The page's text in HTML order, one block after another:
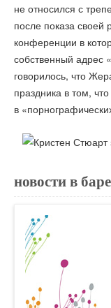
не относился с
после показа
конференции в
собственный адрес
говорилось, что
праздника в том,
в
новости в